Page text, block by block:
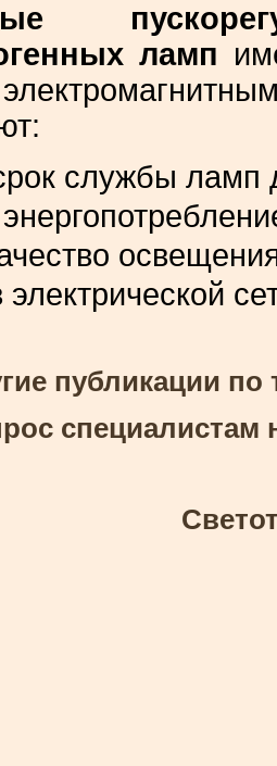
ламп
службы ламп
публикации по